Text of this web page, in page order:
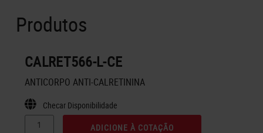
Produtos
CALRET566-L-CE
ANTICORPO ANTI-CALRETININA
Checar Disponibilidade
ADICIONE À COTAÇÃO